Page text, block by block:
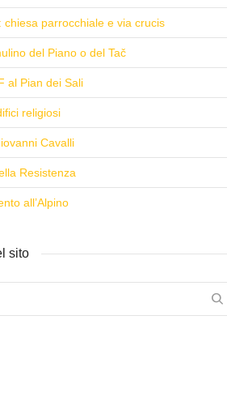
chiesa parrocchiale e via crucis
del Piano o del Tač
al Pian dei Sali
religiosi
Cavalli
Resistenza
all’Alpino
sito